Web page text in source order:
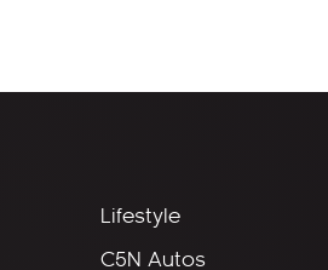
Lifestyle
C5N Autos